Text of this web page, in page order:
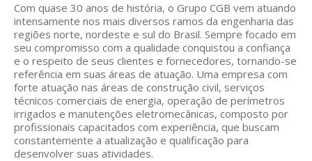
Com quase 30 anos de história, o Grupo CGB vem atuando
intensamente nos mais diversos ramos da engenharia das
regiões norte, nordeste e sul do Brasil. Sempre focado em
seu compromisso com a qualidade conquistou a confiança
e o respeito de seus clientes e fornecedores, tornando-se
referência em suas áreas de atuação. Uma empresa com
forte atuação nas áreas de construção civil, serviços
técnicos comerciais de energia, operação de perímetros
irrigados e manutenções eletromecânicas, composto por
profissionais capacitados com experiência, que buscam
constantemente a atualização e qualificação para
desenvolver suas atividades.